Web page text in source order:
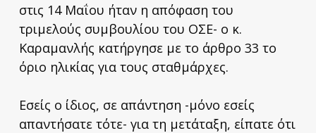
στις 14 Μαΐου ήταν η απόφαση του
τριμελούς συμβουλίου του ΟΣΕ- ο κ.
Καραμανλής κατήργησε με το άρθρο 33 το
όριο ηλικίας για τους σταθμάρχες.
Εσείς ο ίδιος, σε απάντηση -μόνο εσείς
απαντήσατε τότε- για τη μετάταξη, είπατε ότι